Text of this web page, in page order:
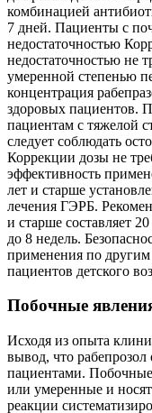
комбинацией
7 дней. Пациенты с
недостаточностью
недостаточностью не
умеренной степенью
концентрация
здоровых пациентов.
пациентам с тяжелой
следует соблюдать
Коррекции дозы не
эффективность
лет и старше
лечения ГЭРБ.
и старше составляет
до 8 недель.
применения по другим
пациентов детского
Побочные
Исходя из опыта
вывод, что
пациентами.
или умеренные и
реакции